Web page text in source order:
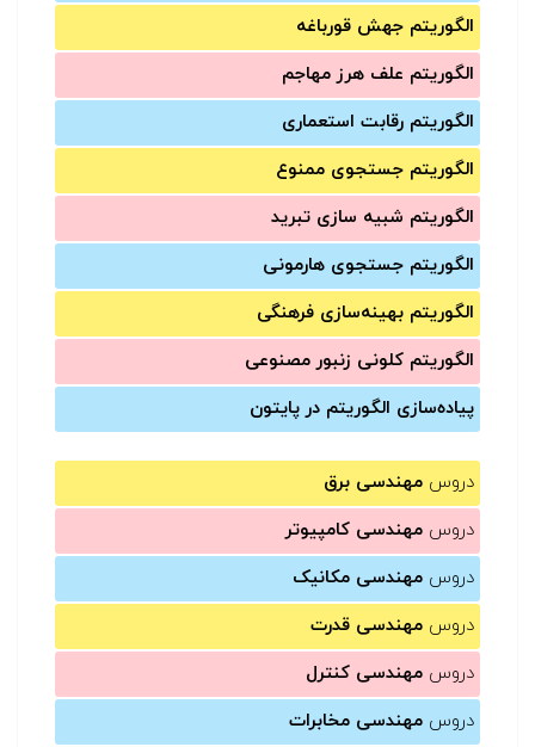
الگوریتم جهش قورباغه
الگوریتم علف هرز مهاجم
الگوریتم رقابت استعماری
الگوریتم جستجوی ممنوع
الگوریتم شبیه سازی تبرید
الگوریتم جستجوی هارمونی
الگوریتم بهینه‌سازی فرهنگی
الگوریتم کلونی زنبور مصنوعی
پیاده‌سازی الگوریتم در پایتون
دروس مهندسی برق
دروس مهندسی کامپیوتر
دروس مهندسی مکانیک
دروس مهندسی قدرت
دروس مهندسی کنترل
دروس مهندسی مخابرات